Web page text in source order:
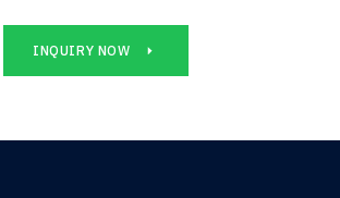
INQUIRY NOW